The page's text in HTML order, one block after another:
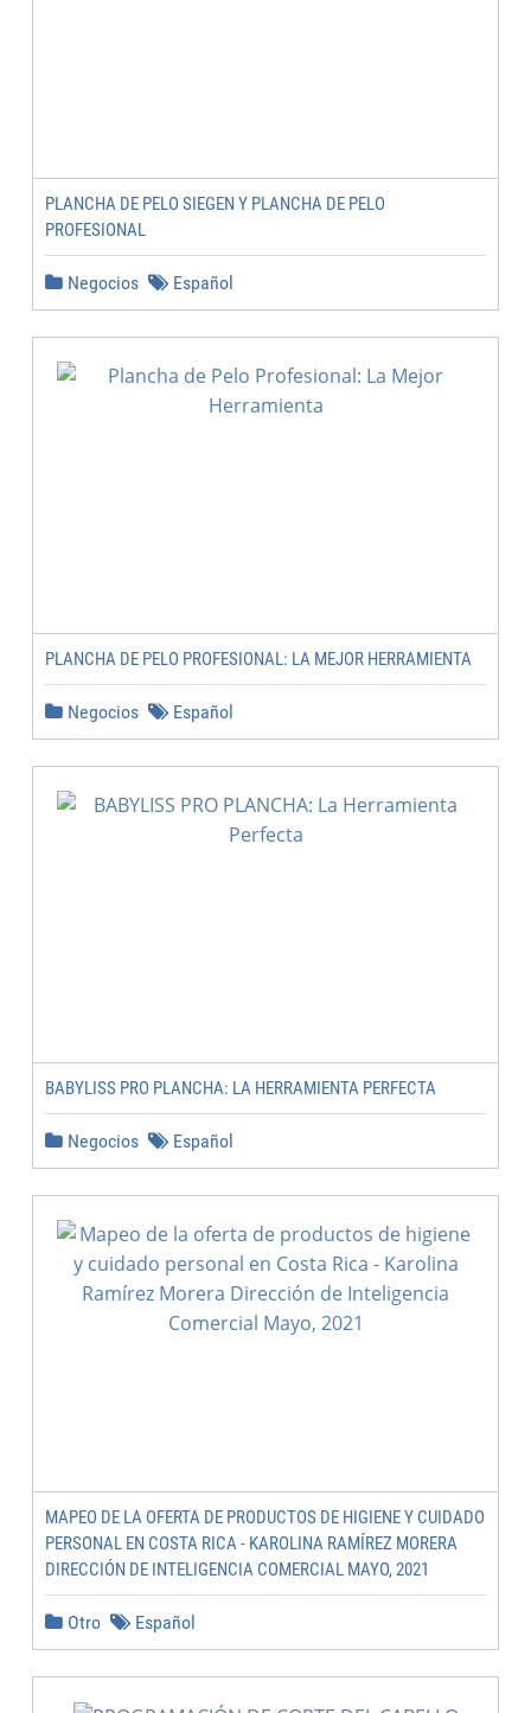
PLANCHA DE PELO SIEGEN Y PLANCHA DE PELO
PROFESIONAL
Negocios Español
PLANCHA DE PELO PROFESIONAL: LA MEJOR HERRAMIENTA
Negocios Español
BABYLISS PRO PLANCHA: LA HERRAMIENTA PERFECTA
Negocios Español
MAPEO DE LA OFERTA DE PRODUCTOS DE HIGIENE Y CUIDADO
PERSONAL EN COSTA RICA - KAROLINA RAMÍREZ MORERA
DIRECCIÓN DE INTELIGENCIA COMERCIAL MAYO, 2021
Otro Español